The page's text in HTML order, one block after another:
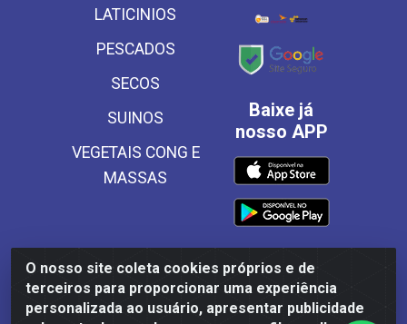
O nosso site coleta cookies próprios e de
terceiros para proporcionar uma experiência
personalizada ao usuário, apresentar publicidade
LATICINIOS
PESCADOS
SECOS
SUINOS
VEGETAIS CONG E
MASSAS
Baixe já
nosso APP
Frinscal - Distribuidora e Importadora de Alimentos
LTDA - Rodovia BR 101 Sul Km 187, 310 Galpão - Santa
Rosa, Palmares/PE - CEP 55540-000 - CNPJ